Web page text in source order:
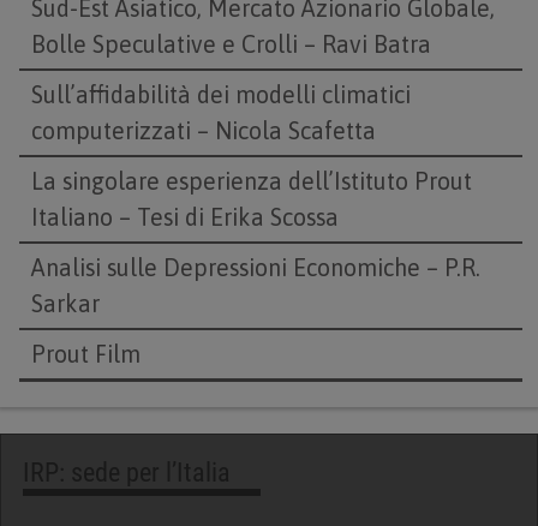
Sud-Est Asiatico, Mercato Azionario Globale,
Bolle Speculative e Crolli – Ravi Batra
Sull’affidabilità dei modelli climatici
computerizzati – Nicola Scafetta
La singolare esperienza dell’Istituto Prout
Italiano – Tesi di Erika Scossa
Analisi sulle Depressioni Economiche – P.R.
Sarkar
Prout Film